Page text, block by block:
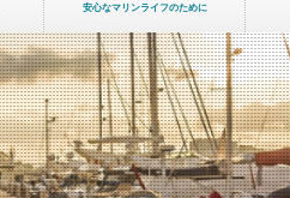
安心なマリンライフのために